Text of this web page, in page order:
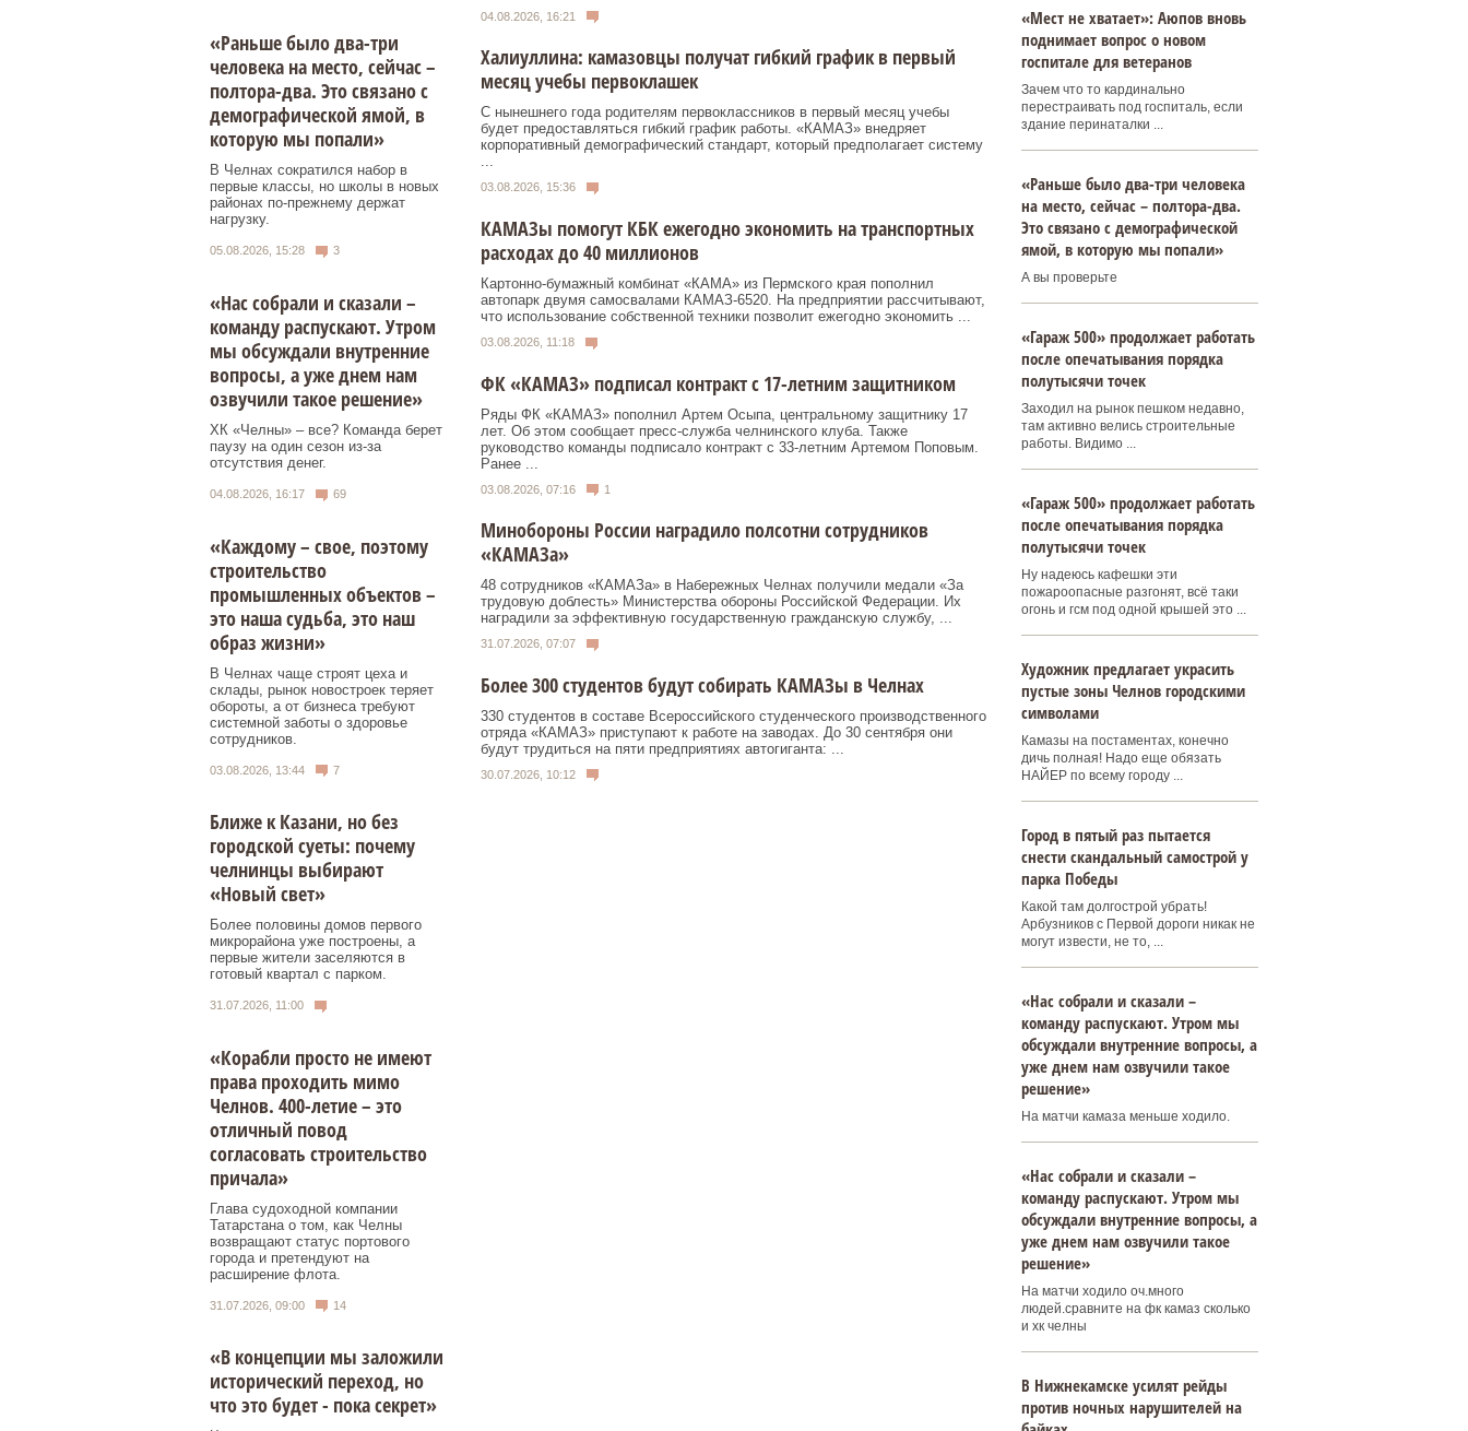
«Раньше было два-три
человека на место, сейчас –
полтора-два. Это связано с
демографической ямой, в
которую мы попали»
В Челнах сократился набор в
первые классы, но школы в новых
районах по-прежнему держат
нагрузку.
05.08.2026, 15:28 3
«Нас собрали и сказали –
команду распускают. Утром
мы обсуждали внутренние
вопросы, а уже днем нам
озвучили такое решение»
ХК «Челны» – все? Команда берет
паузу на один сезон из-за
отсутствия денег.
04.08.2026, 16:17 69
«Каждому – свое, поэтому
строительство
промышленных объектов –
это наша судьба, это наш
образ жизни»
В Челнах чаще строят цеха и
склады, рынок новостроек теряет
обороты, а от бизнеса требуют
системной заботы о здоровье
сотрудников.
03.08.2026, 13:44 7
Ближе к Казани, но без
городской суеты: почему
челнинцы выбирают
«Новый свет»
Более половины домов первого
микрорайона уже построены, а
первые жители заселяются в
готовый квартал с парком.
31.07.2026, 11:00
«Корабли просто не имеют
права проходить мимо
Челнов. 400-летие – это
отличный повод
согласовать строительство
причала»
Глава судоходной компании
Татарстана о том, как Челны
возвращают статус портового
города и претендуют на
расширение флота.
31.07.2026, 09:00 14
«В концепции мы заложили
исторический переход, но
что это будет - пока секрет»
04.08.2026, 16:21
Халиуллина: камазовцы получат гибкий график в первый
месяц учебы первоклашек
С нынешнего года родителям первоклассников в первый месяц учебы
будет предоставляться гибкий график работы. «КАМАЗ» внедряет
корпоративный демографический стандарт, который предполагает систему
...
03.08.2026, 15:36
КАМАЗы помогут КБК ежегодно экономить на транспортных
расходах до 40 миллионов
Картонно-бумажный комбинат «КАМА» из Пермского края пополнил
автопарк двумя самосвалами КАМАЗ-6520. На предприятии рассчитывают,
что использование собственной техники позволит ежегодно экономить ...
03.08.2026, 11:18
ФК «КАМАЗ» подписал контракт с 17-летним защитником
Ряды ФК «КАМАЗ» пополнил Артем Осыпа, центральному защитнику 17
лет. Об этом сообщает пресс-служба челнинского клуба. Также
руководство команды подписало контракт с 33-летним Артемом Поповым.
Ранее ...
03.08.2026, 07:16 1
Минобороны России наградило полсотни сотрудников
«КАМАЗа»
48 сотрудников «КАМАЗа» в Набережных Челнах получили медали «За
трудовую доблесть» Министерства обороны Российской Федерации. Их
наградили за эффективную государственную гражданскую службу, ...
31.07.2026, 07:07
Более 300 студентов будут собирать КАМАЗы в Челнах
330 студентов в составе Всероссийского студенческого производственного
отряда «КАМАЗ» приступают к работе на заводах. До 30 сентября они
будут трудиться на пяти предприятиях автогиганта: ...
30.07.2026, 10:12
«Мест не хватает»: Аюпов вновь
поднимает вопрос о новом
госпитале для ветеранов
Зачем что то кардинально
перестраивать под госпиталь, если
здание перинаталки ...
«Раньше было два-три человека
на место, сейчас – полтора-два.
Это связано с демографической
ямой, в которую мы попали»
А вы проверьте
«Гараж 500» продолжает работать
после опечатывания порядка
полутысячи точек
Заходил на рынок пешком недавно,
там активно велись строительные
работы. Видимо ...
«Гараж 500» продолжает работать
после опечатывания порядка
полутысячи точек
Ну надеюсь кафешки эти
пожароопасные разгонят, всё таки
огонь и гсм под одной крышей это ...
Художник предлагает украсить
пустые зоны Челнов городскими
символами
Камазы на постаментах, конечно
дичь полная! Надо еще обязать
НАЙЕР по всему городу ...
Город в пятый раз пытается
снести скандальный самострой у
парка Победы
Какой там долгострой убрать!
Арбузников с Первой дороги никак не
могут извести, не то, ...
«Нас собрали и сказали –
команду распускают. Утром мы
обсуждали внутренние вопросы, а
уже днем нам озвучили такое
решение»
На матчи камаза меньше ходило.
«Нас собрали и сказали –
команду распускают. Утром мы
обсуждали внутренние вопросы, а
уже днем нам озвучили такое
решение»
На матчи ходило оч.много
людей.сравните на фк камаз сколько
и хк челны
В Нижнекамске усилят рейды
против ночных нарушителей на